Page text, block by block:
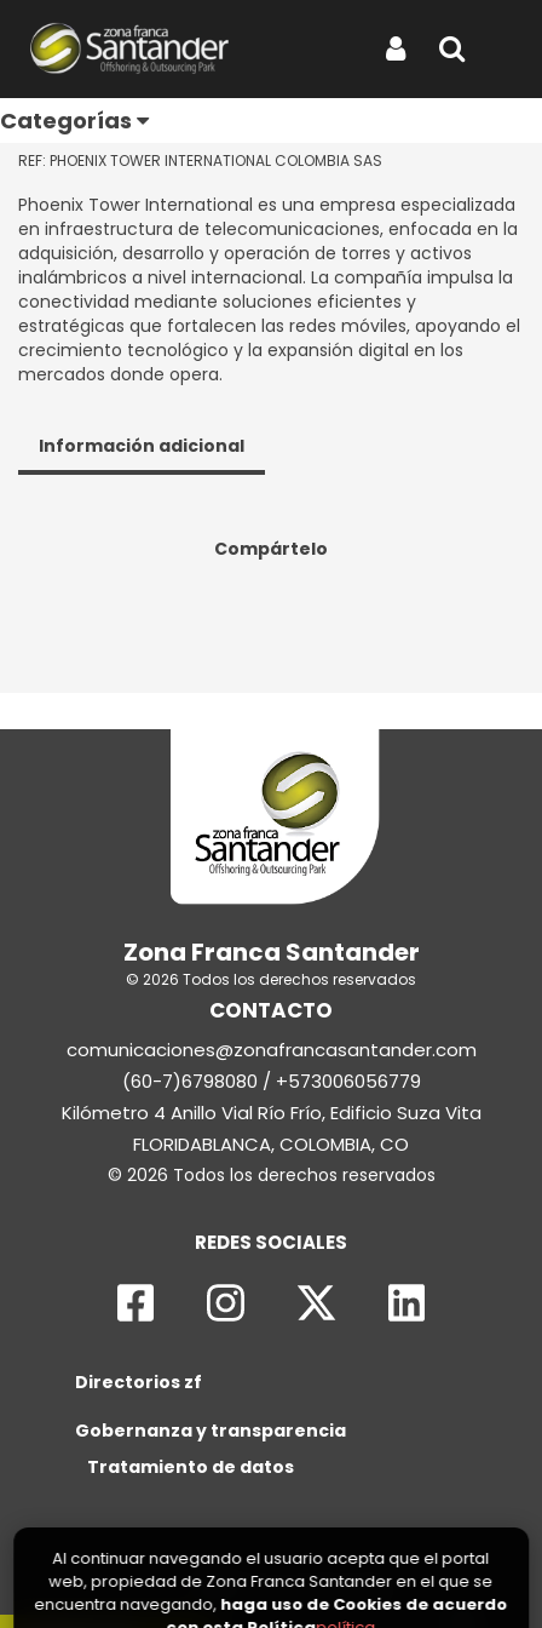
Categorías
PHOENIX TOWER
INTERNATIONAL COLOMBIA
SAS
REF: PHOENIX TOWER INTERNATIONAL COLOMBIA SAS
Phoenix Tower International es una empresa especializada
en infraestructura de telecomunicaciones, enfocada en la
adquisición, desarrollo y operación de torres y activos
inalámbricos a nivel internacional. La compañía impulsa la
conectividad mediante soluciones eficientes y
estratégicas que fortalecen las redes móviles, apoyando el
crecimiento tecnológico y la expansión digital en los
mercados donde opera.
Información adicional
Compártelo
Zona Franca Santander
© 2026 Todos los derechos reservados
CONTACTO
comunicaciones@zonafrancasantander.com
(60-7)6798080 / +573006056779
Kilómetro 4 Anillo Vial Río Frío, Edificio Suza Vita
FLORIDABLANCA, COLOMBIA, CO
© 2026 Todos los derechos reservados
REDES SOCIALES
Directorios zf
Gobernanza y transparencia
Tratamiento de datos
Al continuar navegando el usuario acepta que el portal
web, propiedad de Zona Franca Santander en el que se
encuentra navegando, haga uso de Cookies de acuerdo